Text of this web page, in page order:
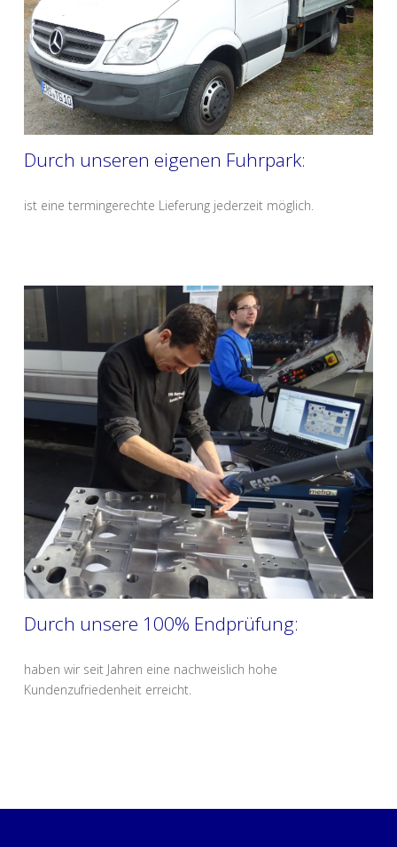
Durch unseren eigenen Fuhrpark:
ist eine termingerechte Lieferung jederzeit möglich.
Durch unsere 100% Endprüfung:
haben wir seit Jahren eine nachweislich hohe
Kundenzufriedenheit erreicht.